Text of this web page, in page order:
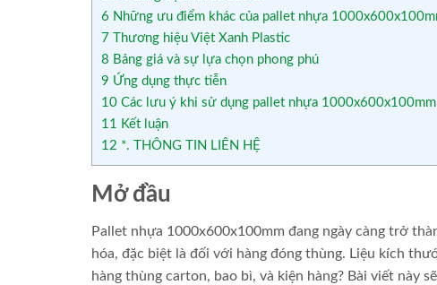
6 Những ưu điểm khác của pallet nhựa
7 Thương hiệu Việt Xanh Plastic
8 Bảng giá và sự lựa chọn phong phú
9 Ứng dụng thực tiễn
10 Các lưu ý khi sử dụng pallet nhựa 1000x600x100mm
11
Kết luận
12 *. THÔNG TIN LIÊN HỆ
Mở đầu
Pallet nhựa 1000x600x100mm đang ngày càng trở
hóa, đặc biệt là đối với hàng đóng thùng. Liệu kích
hàng thùng carton, bao bì, và kiện hàng? Bài viết này